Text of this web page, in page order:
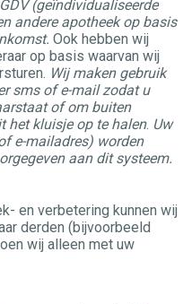
(geïndividualiseerde
andere apotheek op basis
Ook hebben wij
op basis waarvan wij
Wij maken gebruik
sms of e-mail zodat u
of om buiten
het kluisje op te halen. Uw
e-mailadres) worden
aan dit systeem.
en verbetering kunnen wij
derden (bijvoorbeeld
wij alleen met uw